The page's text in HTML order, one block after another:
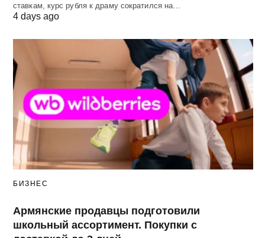
ставкам, курс рубля к драму сократился на…
4 days ago
БИЗНЕС
Армянские продавцы подготовили
школьный ассортимент. Покупки с